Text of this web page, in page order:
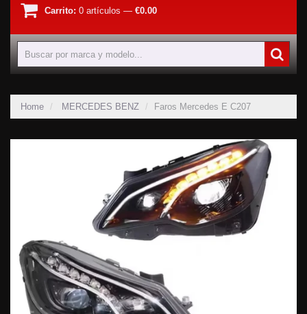
Carrito: 0 artículos — €0.00
Home MERCEDES BENZ Faros Mercedes E C207